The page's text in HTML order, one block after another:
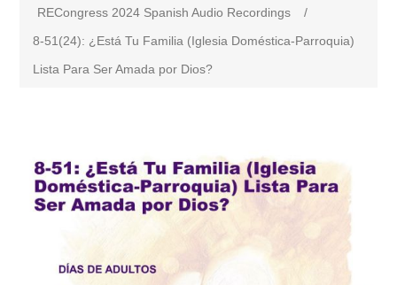
RECongress 2024 Spanish Audio Recordings
/
8-51(24): ¿Está Tu Familia (Iglesia Doméstica-Parroquia)
Lista Para Ser Amada por Dios?